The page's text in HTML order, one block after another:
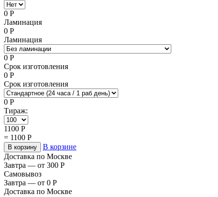
0 Р
Ламинация
0 Р
Ламинация
0 Р
Срок изготовления
0 Р
Срок изготовления
0 Р
Тираж:
1100 Р
= 1100 Р
В корзину
В корзине
Доставка по Москве
Завтра — от 300 Р
Самовывоз
Завтра — от 0 Р
Доставка по Москве